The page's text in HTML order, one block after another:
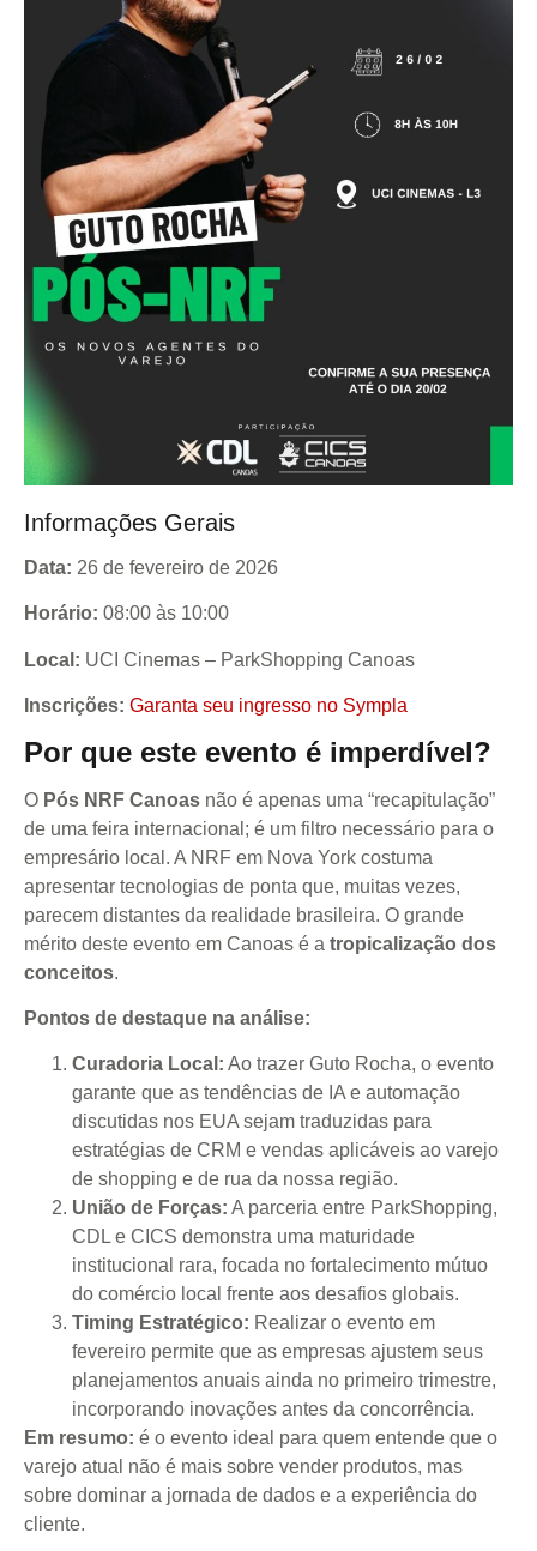
Informações Gerais
Data: 26 de fevereiro de 2026
Horário: 08:00 às 10:00
Local: UCI Cinemas – ParkShopping Canoas
Inscrições: Garanta seu ingresso no Sympla
Por que este evento é imperdível?
O Pós NRF Canoas não é apenas uma “recapitulação”
de uma feira internacional; é um filtro necessário para o
empresário local. A NRF em Nova York costuma
apresentar tecnologias de ponta que, muitas vezes,
parecem distantes da realidade brasileira. O grande
mérito deste evento em Canoas é a tropicalização dos
conceitos.
Pontos de destaque na análise:
Curadoria Local: Ao trazer Guto Rocha, o evento
garante que as tendências de IA e automação
discutidas nos EUA sejam traduzidas para
estratégias de CRM e vendas aplicáveis ao varejo
de shopping e de rua da nossa região.
União de Forças: A parceria entre ParkShopping,
CDL e CICS demonstra uma maturidade
institucional rara, focada no fortalecimento mútuo
do comércio local frente aos desafios globais.
Timing Estratégico: Realizar o evento em
fevereiro permite que as empresas ajustem seus
planejamentos anuais ainda no primeiro trimestre,
incorporando inovações antes da concorrência.
Em resumo: é o evento ideal para quem entende que o
varejo atual não é mais sobre vender produtos, mas
sobre dominar a jornada de dados e a experiência do
cliente.